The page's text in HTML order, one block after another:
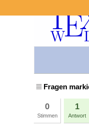
Fragen
0
Stimmen
1
Antwort